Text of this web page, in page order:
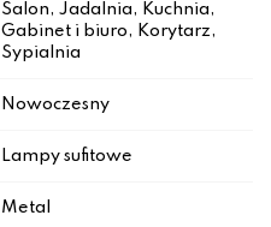
Salon, Jadalnia, Kuchnia,
Gabinet i biuro, Korytarz,
Sypialnia
Nowoczesny
Lampy sufitowe
Metal